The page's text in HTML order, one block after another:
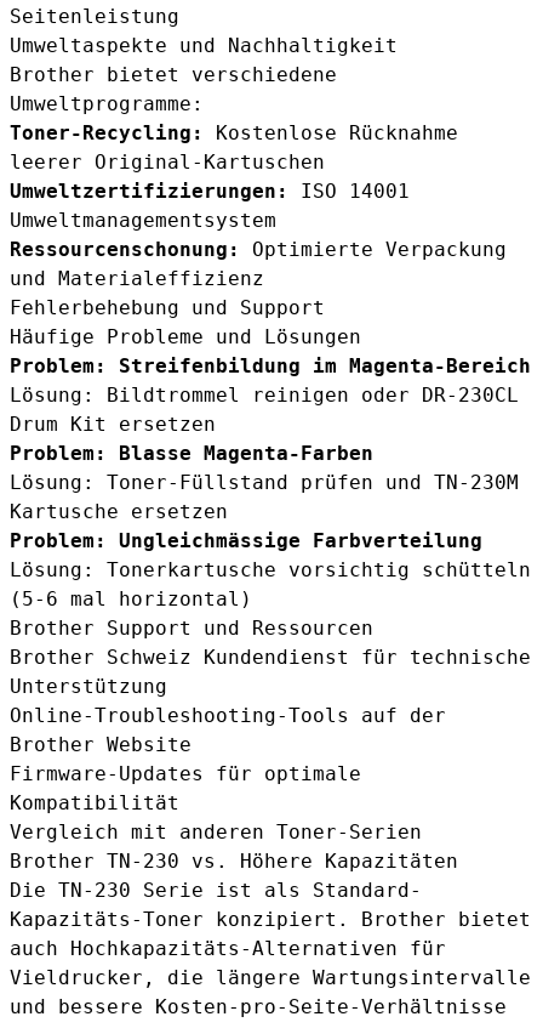
Seitenleistung
Umweltaspekte und Nachhaltigkeit
Brother bietet verschiedene
Umweltprogramme:
Toner-Recycling:
Kostenlose Rücknahme
leerer Original-Kartuschen
Umweltzertifizierungen:
ISO 14001
Umweltmanagementsystem
Ressourcenschonung:
Optimierte Verpackung
und Materialeffizienz
Fehlerbehebung und Support
Häufige Probleme und Lösungen
Problem: Streifenbildung im Magenta-Bereich
Lösung: Bildtrommel reinigen oder DR-230CL
Drum Kit
ersetzen
Problem: Blasse Magenta-Farben
Lösung: Toner-Füllstand prüfen und TN-230M
Kartusche ersetzen
Problem: Ungleichmässige Farbverteilung
Lösung: Tonerkartusche vorsichtig schütteln
(5-6 mal horizontal)
Brother Support und Ressourcen
Brother Schweiz Kundendienst für technische
Unterstützung
Online-Troubleshooting-Tools auf der
Brother Website
Firmware-Updates für optimale
Kompatibilität
Vergleich mit anderen Toner-Serien
Brother TN-230 vs. Höhere Kapazitäten
Die TN-230 Serie ist als Standard-
Kapazitäts-Toner konzipiert. Brother bietet
auch Hochkapazitäts-Alternativen für
Vieldrucker, die längere Wartungsintervalle
und bessere Kosten-pro-Seite-Verhältnisse